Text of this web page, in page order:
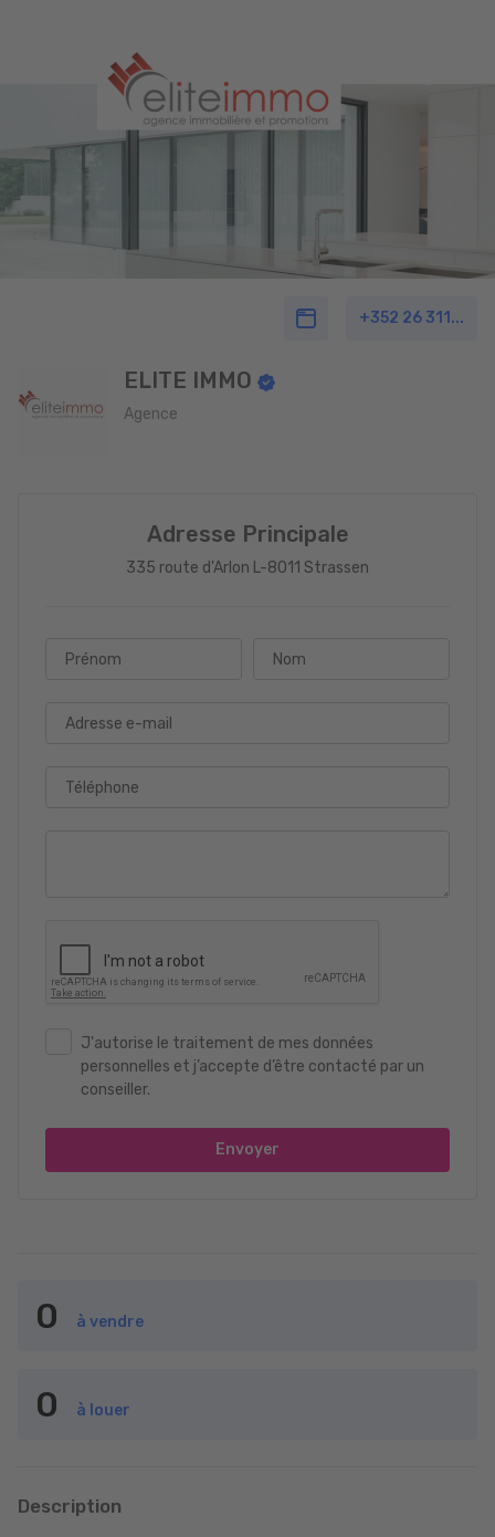
+352 26 311...
ELITE IMMO
Agence
Adresse Principale
335 route d'Arlon L-8011 Strassen
Prénom Nom
Adresse e-mail
Téléphone
J'autorise le traitement de mes données
personnelles et j’accepte d’être contacté par un
conseiller.
Envoyer
0 à vendre
0 à louer
Description